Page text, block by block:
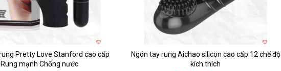
Pretty Love Stanford cao cấp
Rung mạnh Chống nước
Ngón tay rung Aichao silicon cao cấp 12 chế độ
kích thích